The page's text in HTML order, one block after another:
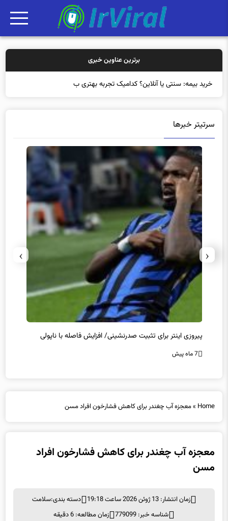
برترین عناوین خبری
خرید بیمه: سنتی یا آنلاین؟ کدامیک تجربه بهتری برای مشتریان
سرتیتر خبرها
پیروزی اینتر برای تثبیت صدرنشینی/ افزایش فاصله با ناپولی
7 ماه پیش
‹
›
Home
»معجزه آب چغندر برای کاهش فشارخون افراد مسن
معجزه آب چغندر برای کاهش فشارخون افراد
مسن
زمان انتشار: 13 ژوئن 2026 ساعت 19:18 دسته بندی:سلامت
شناسه خبر: 779099
زمان مطالعه: 6 دقیقه